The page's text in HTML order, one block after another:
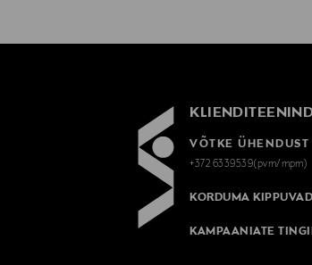
VÕTKE ÜHENDUST
+372 6339539(pvm/mpm)
KORDUMA
KAMPAANIATE